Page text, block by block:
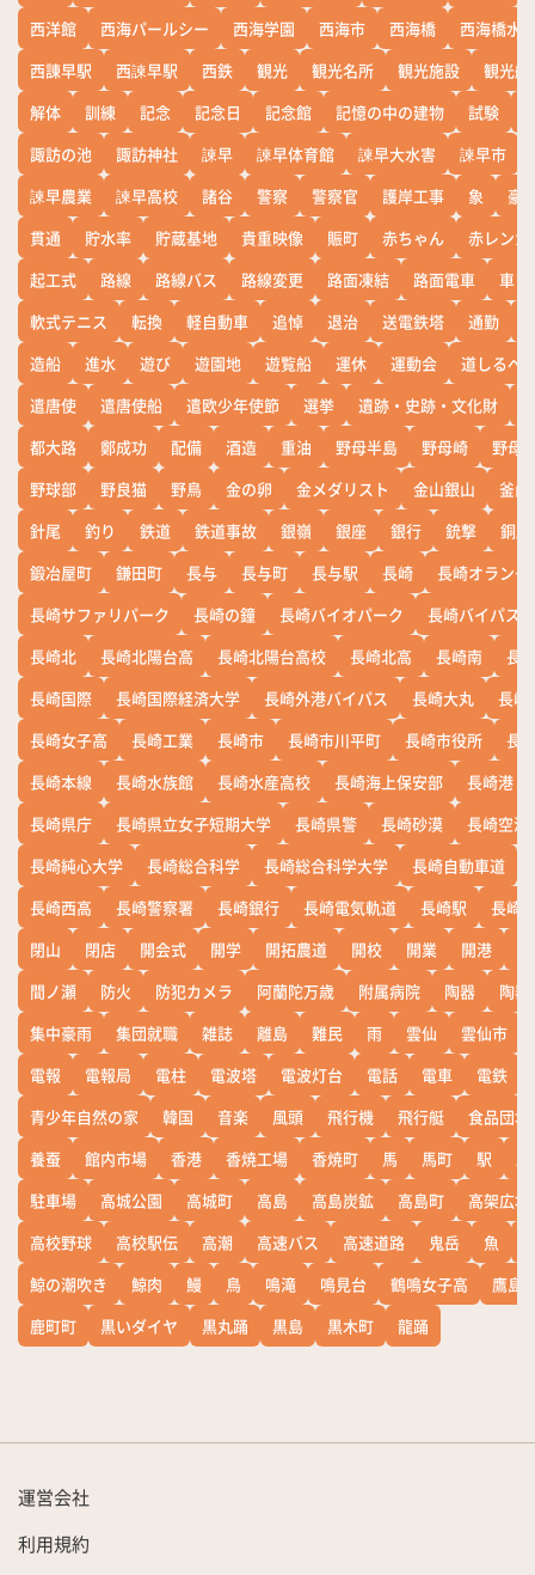
西洋館
西海パールシー 西海学園 西海市 西海橋
西海橋水
西諌早駅
西諫早駅 西鉄 観光 観光名所 観光施設
観光船
解体
訓練 記念 記念日 記念館 記憶の中の建物 試験
諏訪の池
諏訪神社 諫早 諫早体育館 諫早大水害 諫早市
諫早農業
諫早高校 諸谷 警察 警察官 護岸工事 象
豪
貫通
貯水率 貯蔵基地 貴重映像 賑町 赤ちゃん
赤レンガ
起工式
路線 路線バス 路線変更 路面凍結 路面電車
車
軟式テニス
転換 軽自動車 追悼 退治 送電鉄塔 通勤
造船
進水 遊び 遊園地 遊覧船 運休 運動会
道しるべ
遣唐使
遣唐使船 遣欧少年使節 選挙 遺跡・史跡・文化財
都大路
鄭成功 配備 酒造 重油 野母半島 野母崎
野母
野球部
野良猫 野鳥 金の卵 金メダリスト 金山銀山
釜山
針尾
釣り 鉄道 鉄道事故 銀嶺 銀座 銀行 銃撃
銅座
鍛冶屋町
鎌田町 長与 長与町 長与駅 長崎
長崎オランダ
長崎サファリパーク
長崎の鐘 長崎バイオパーク
長崎バイパス
長崎北
長崎北陽台高 長崎北陽台高校 長崎北高 長崎南
長
長崎国際
長崎国際経済大学 長崎外港バイパス 長崎大丸
長崎
長崎女子高
長崎工業 長崎市 長崎市川平町 長崎市役所
長
長崎本線
長崎水族館 長崎水産高校 長崎海上保安部
長崎港
長崎県庁
長崎県立女子短期大学 長崎県警 長崎砂漠
長崎空港
長崎純心大学
長崎総合科学 長崎総合科学大学 長崎自動車道
長崎西高
長崎警察署 長崎銀行 長崎電気軌道 長崎駅
長崎
閉山
閉店 開会式 開学 開拓農道 開校 開業 開港
間ノ瀬
防火 防犯カメラ 阿蘭陀万歳 附属病院 陶器
陶器
集中豪雨
集団就職 雑誌 離島 難民 雨 雲仙 雲仙市
電報
電報局 電柱 電波塔 電波灯台 電話 電車 電鉄
青少年自然の家
韓国 音楽 風頭 飛行機 飛行艇
食品団地
養蚕
館内市場 香港 香焼工場 香焼町 馬 馬町 駅
駐車場
高城公園 高城町 高島 高島炭鉱 高島町
高架広場
高校野球
高校駅伝 高潮 高速バス 高速道路 鬼岳 魚
鯨の潮吹き
鯨肉 鰻 鳥 鳴滝 鳴見台 鶴鳴女子高
鷹島
鹿町町
黒いダイヤ 黒丸踊 黒島 黒木町 龍踊
運営会社
利用規約